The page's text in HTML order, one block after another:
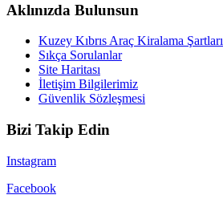
Aklınızda Bulunsun
Kuzey Kıbrıs Araç Kiralama Şartları
Sıkça Sorulanlar
Site Haritası
İletişim Bilgilerimiz
Güvenlik Sözleşmesi
Bizi Takip Edin
Instagram
Facebook